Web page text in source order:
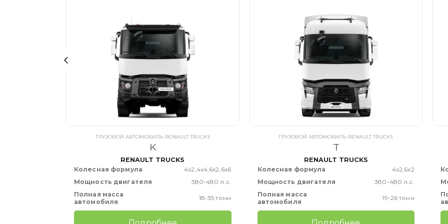
ГРУЗОВОЙ АВТОМОБИЛЬ RENAULT TRUCKS
K
RENAULT TRUCKS
Колесная формула
4х2,4х4,6х2,6х6
Мощность двигателя
380-480 л.с.
Полная масса
автомобиля
18-35 тонн
ГРУЗОВОЙ АВТОМОБИЛЬ RENAULT TRUCKS
T
RENAULT TRUCKS
Колесная формула
4х2,6х2
Мощность двигателя
380-480 л.с.
Полная масса
автомобиля
19-26 тонн